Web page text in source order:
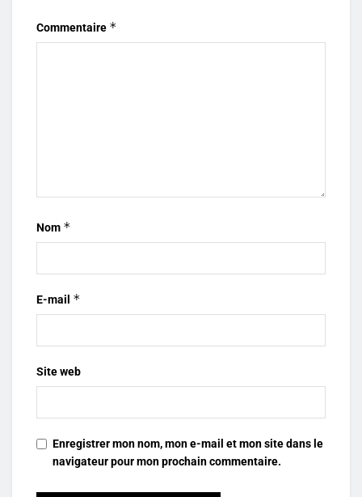
Commentaire *
Nom *
E-mail *
Site web
Enregistrer mon nom, mon e-mail et mon site dans le
navigateur pour mon prochain commentaire.